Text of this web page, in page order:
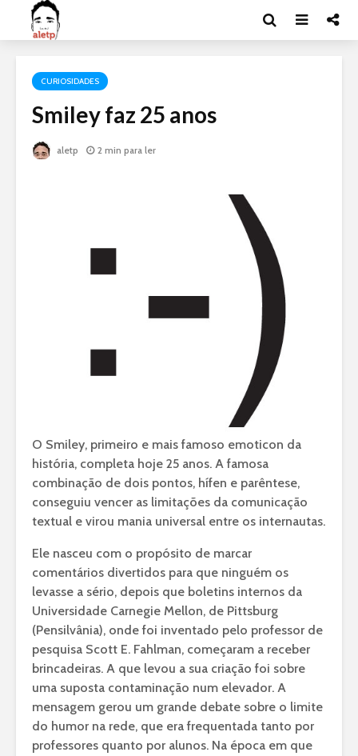
CURIOSIDADES
Smiley faz 25 anos
aletp 2 min para ler
O Smiley, primeiro e mais famoso emoticon da
história, completa hoje 25 anos. A famosa
combinação de dois pontos, hífen e parêntese,
conseguiu vencer as limitações da comunicação
textual e virou mania universal entre os internautas.
Ele nasceu com o propósito de marcar
comentários divertidos para que ninguém os
levasse a sério, depois que boletins internos da
Universidade Carnegie Mellon, de Pittsburg
(Pensilvânia), onde foi inventado pelo professor de
pesquisa Scott E. Fahlman, começaram a receber
brincadeiras. A que levou a sua criação foi sobre
uma suposta contaminação num elevador. A
mensagem gerou um grande debate sobre o limite
do humor na rede, que era frequentada tanto por
professores quanto por alunos. Na época em que